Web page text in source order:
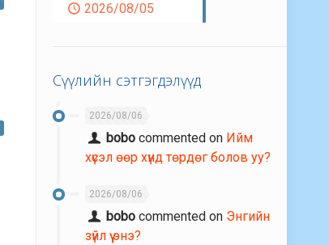
2026/08/05
Сүүлийн сэтгэгдэлүүд
2026/08/06
bobo commented on Ийм
хүсэл өөр хүнд төрдөг болов уу?
2026/08/06
bobo commented on Энгийн
зүйл үү энэ?